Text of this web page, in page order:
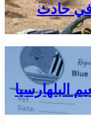
في حادث
البلهارسيا